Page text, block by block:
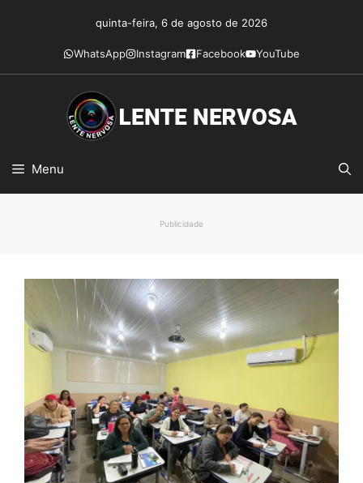
conteúdo
quinta-feira, 6 de agosto de 2026
WhatsApp Instagram Facebook YouTube
Menu
Publicidade